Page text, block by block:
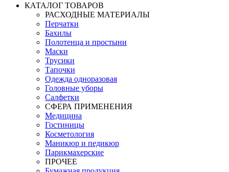
КАТАЛОГ ТОВАРОВ
РАСХОДНЫЕ МАТЕРИАЛЫ
Перчатки
Бахилы
Полотенца и простыни
Маски
Трусики
Тапочки
Одежда одноразовая
Головные уборы
Салфетки
СФЕРА ПРИМЕНЕНИЯ
Медицина
Гостиницы
Косметология
Маникюр и педикюр
Парикмахерские
ПРОЧЕЕ